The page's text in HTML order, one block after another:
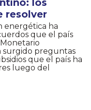
los
resolver
energética ha
que el país
surgido preguntas
que el país ha
luego del